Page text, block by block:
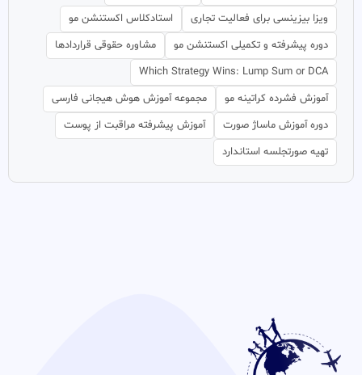
ویزا بیزینسی برای فعالیت تجاری
استادکلاس اکستنشن مو
دوره پیشرفته و تکمیلی اکستنشن مو
مشاوره حقوقی قراردادها
Which Strategy Wins: Lump Sum or DCA
آموزش فشرده کراتینه مو
مجموعه آموزش هوش هیجانی فارسی
دوره آموزش ماساژ صورت
آموزش پیشرفته مراقبت از پوست
تهیه صورتجلسه استاندارد